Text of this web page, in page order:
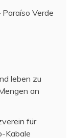
Verde
leben zu
an
für
Kabale